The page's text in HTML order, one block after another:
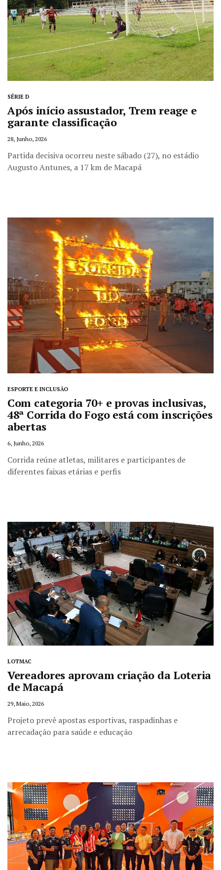
SÉRIE D
Após início assustador, Trem reage e
garante classificação
28, Junho, 2026
Partida decisiva ocorreu neste sábado (27), no estádio
Augusto Antunes, a 17 km de Macapá
ESPORTE E INCLUSÃO
Com categoria 70+ e provas inclusivas,
48ª Corrida do Fogo está com inscrições
abertas
6, Junho, 2026
Corrida reúne atletas, militares e participantes de
diferentes faixas etárias e perfis
LOTMAC
Vereadores aprovam criação da Loteria
de Macapá
29, Maio, 2026
Projeto prevê apostas esportivas, raspadinhas e
arrecadação para saúde e educação